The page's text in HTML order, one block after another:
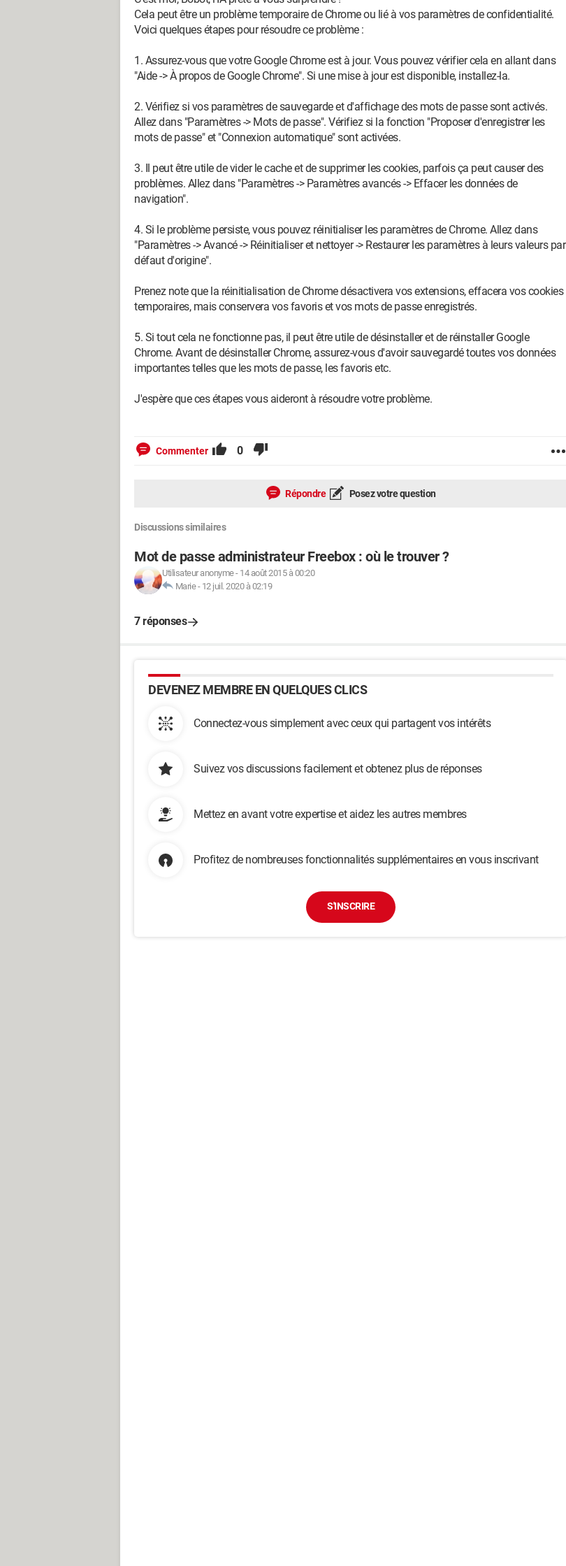
Cela peut être un problème temporaire de Chrome ou lié à vos paramètres de confidentialité.
Voici quelques étapes pour résoudre ce problème :
1. Assurez-vous que votre Google Chrome est à jour. Vous pouvez vérifier cela en allant dans
"Aide -> À propos de Google Chrome". Si une mise à jour est disponible, installez-la.
2. Vérifiez si vos paramètres de sauvegarde et d'affichage des mots de passe sont activés.
Allez dans "Paramètres -> Mots de passe". Vérifiez si la fonction "Proposer d'enregistrer les
mots de passe" et "Connexion automatique" sont activées.
3. Il peut être utile de vider le cache et de supprimer les cookies, parfois ça peut causer des
problèmes. Allez dans "Paramètres -> Paramètres avancés -> Effacer les données de
navigation".
4. Si le problème persiste, vous pouvez réinitialiser les paramètres de Chrome. Allez dans
"Paramètres -> Avancé -> Réinitialiser et nettoyer -> Restaurer les paramètres à leurs valeurs par
défaut d'origine".
Prenez note que la réinitialisation de Chrome désactivera vos extensions, effacera vos cookies
temporaires, mais conservera vos favoris et vos mots de passe enregistrés.
5. Si tout cela ne fonctionne pas, il peut être utile de désinstaller et de réinstaller Google
Chrome. Avant de désinstaller Chrome, assurez-vous d'avoir sauvegardé toutes vos données
importantes telles que les mots de passe, les favoris etc.
J'espère que ces étapes vous aideront à résoudre votre problème.
Commenter 0
Répondre Posez votre question
Discussions similaires
Mot de passe administrateur Freebox : où le trouver ?
Utilisateur anonyme- 14 août 2015 à 00:20
Marie- 12 juil. 2020 à 02:19
7 réponses
DEVENEZ MEMBRE EN QUELQUES CLICS
Connectez-vous simplement avec ceux qui partagent vos intérêts
Suivez vos discussions facilement et obtenez plus de réponses
Mettez en avant votre expertise et aidez les autres membres
Profitez de nombreuses fonctionnalités supplémentaires en vous inscrivant
S'INSCRIRE